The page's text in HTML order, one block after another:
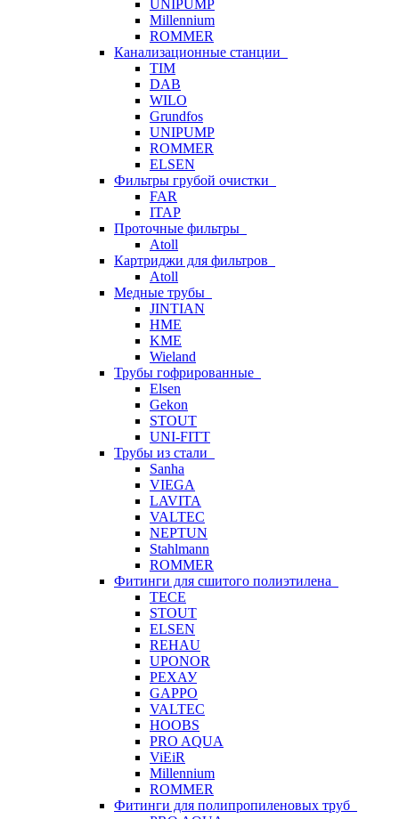
UNIPUMP
Millennium
ROMMER
Канализационные станции
TIM
DAB
WILO
Grundfos
UNIPUMP
ROMMER
ELSEN
Фильтры грубой очистки
FAR
ITAP
Проточные фильтры
Atoll
Картриджи для фильтров
Atoll
Медные трубы
JINTIAN
HME
KME
Wieland
Трубы гофрированные
Elsen
Gekon
STOUT
UNI-FITT
Трубы из стали
Sanha
VIEGA
LAVITA
VALTEC
NEPTUN
Stahlmann
ROMMER
Фитинги для сшитого полиэтилена
TECE
STOUT
ELSEN
REHAU
UPONOR
РЕХАУ
GAPPO
VALTEC
HOOBS
PRO AQUA
ViEiR
Millennium
ROMMER
Фитинги для полипропиленовых труб